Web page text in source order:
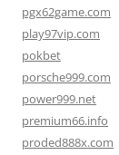
pgx62game.com
play97vip.com
pokbet
porsche999.com
power999.net
premium66.info
proded888x.com